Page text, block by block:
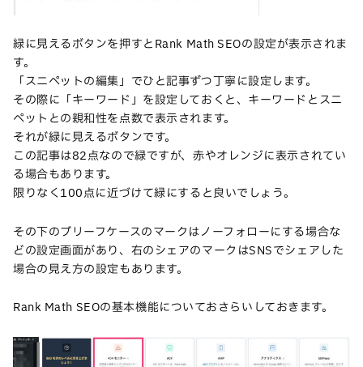
緑に見えるボタンを押すとRank Math SEOの設定が表示されま
す。
「スニペットの編集」でひと記事ずつ丁寧に設定します。
その際に「キーワード」を設定しておくと、キーワードとスニ
ペットとの親和性を点数で表示されます。
それが緑に見えるボタンです。
この記事は82点なので緑ですが、赤やオレンジに表示されてい
る場合もあります。
限りなく100点に近づけて緑にすると良いでしょう。
その下のブリーフケースのマークはノーフォローにする場合な
どの設定画面があり、右のシェアのマークはSNSでシェアした
場合の見え方の設定もあります。
Rank Math SEOの基本機能についておさらいしておきます。